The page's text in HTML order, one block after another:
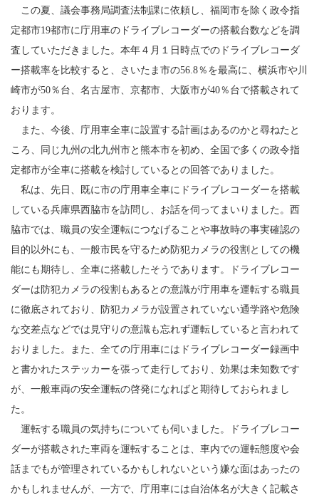
この夏、議会事務局調査法制課に依頼し、福岡市を除く政令指
定都市19都市に庁用車のドライブレコーダーの搭載台数などを調
査していただきました。本年４月１日時点でのドライブレコーダ
ー搭載率を比較すると、さいたま市の56.8％を最高に、横浜市や川
崎市が50％台、名古屋市、京都市、大阪市が40％台で搭載されて
おります。
また、今後、庁用車全車に設置する計画はあるのかと尋ねたと
ころ、同じ九州の北九州市と熊本市を初め、全国で多くの政令指
定都市が全車に搭載を検討しているとの回答でありました。
私は、先日、既に市の庁用車全車にドライブレコーダーを搭載
している兵庫県西脇市を訪問し、お話を伺ってまいりました。西
脇市では、職員の安全運転につなげることや事故時の事実確認の
目的以外にも、一般市民を守るため防犯カメラの役割としての機
能にも期待し、全車に搭載したそうであります。ドライブレコー
ダーは防犯カメラの役割もあるとの意識が庁用車を運転する職員
に徹底されており、防犯カメラが設置されていない通学路や危険
な交差点などでは見守りの意識も忘れず運転していると言われて
おりました。また、全ての庁用車にはドライブレコーダー録画中
と書かれたステッカーを張って走行しており、効果は未知数です
が、一般車両の安全運転の啓発になればと期待しておられまし
た。
運転する職員の気持ちについても伺いました。ドライブレコー
ダーが搭載された車両を運転することは、車内での運転態度や会
話までもが管理されているかもしれないという嫌な面はあったの
かもしれませんが、一方で、庁用車には自治体名が大きく記載さ